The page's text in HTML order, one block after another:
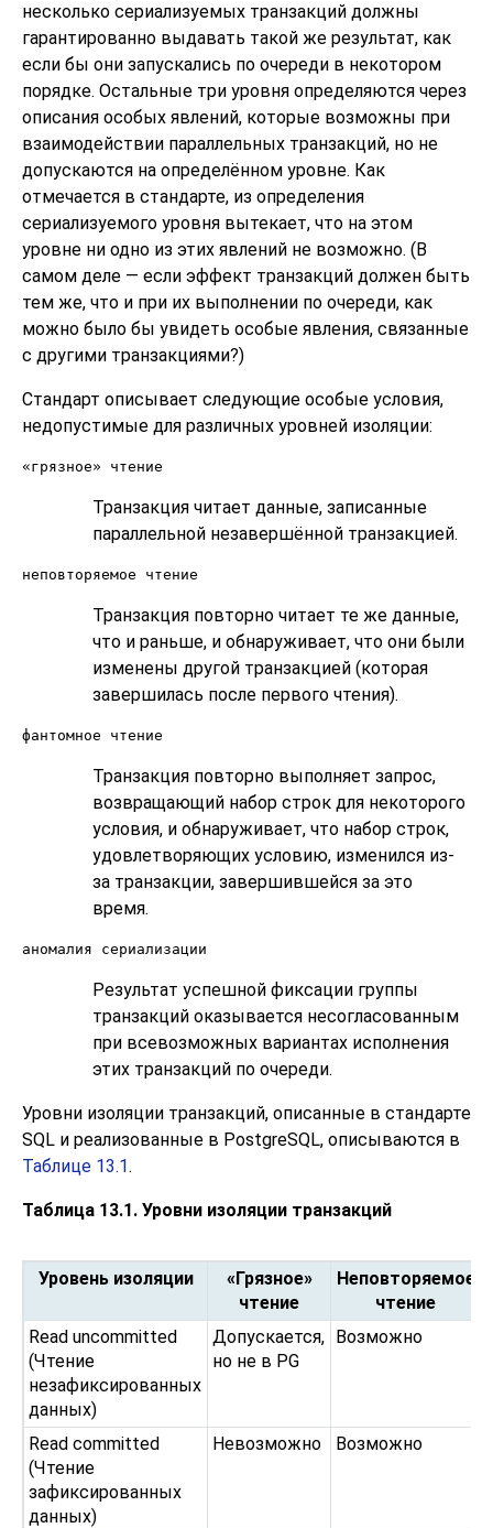
несколько сериализуемых транзакций должны
гарантированно выдавать такой же результат, как
если бы они запускались по очереди в некотором
порядке. Остальные три уровня определяются через
описания особых явлений, которые возможны при
взаимодействии параллельных транзакций, но не
допускаются на определённом уровне. Как
отмечается в стандарте, из определения
сериализуемого уровня вытекает, что на этом
уровне ни одно из этих явлений не возможно. (В
самом деле — если эффект транзакций должен быть
тем же, что и при их выполнении по очереди, как
можно было бы увидеть особые явления, связанные
с другими транзакциями?)
Стандарт описывает следующие особые условия,
недопустимые для различных уровней изоляции:
«грязное» чтение
Транзакция читает данные, записанные
параллельной незавершённой транзакцией.
неповторяемое чтение
Транзакция повторно читает те же данные,
что и раньше, и обнаруживает, что они были
изменены другой транзакцией (которая
завершилась после первого чтения).
фантомное чтение
Транзакция повторно выполняет запрос,
возвращающий набор строк для некоторого
условия, и обнаруживает, что набор строк,
удовлетворяющих условию, изменился из-
за транзакции, завершившейся за это
время.
аномалия сериализации
Результат успешной фиксации группы
транзакций оказывается несогласованным
при всевозможных вариантах исполнения
этих транзакций по очереди.
Уровни изоляции транзакций, описанные в стандарте
SQL и реализованные в PostgreSQL, описываются в
Таблице 13.1.
Таблица 13.1. Уровни изоляции транзакций
Уровень изоляции
«Грязное»
чтение
Неповторяемое
чтение
Read uncommitted
(Чтение
незафиксированных
данных)
Допускается,
но не в PG
Возможно
Read committed
(Чтение
зафиксированных
данных)
Невозможно Возможно